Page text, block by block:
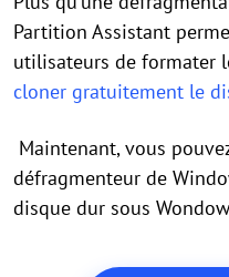
Partition Assistant
utilisateurs de formater
cloner gratuitement le
Maintenant, vous
défragmenteur de
disque dur sous